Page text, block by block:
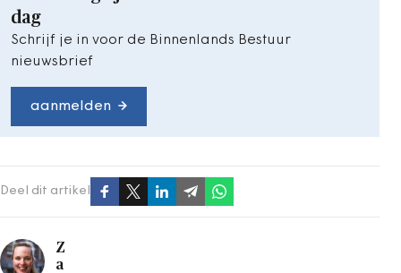
dag
Schrijf je in voor de Binnenlands Bestuur
nieuwsbrief
aanmelden
Deel dit artikel
Z
a